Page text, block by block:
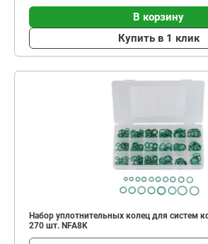
В корзину
Купить в 1 клик
Набор уплотнительных колец для систем
270 шт. NFA8K